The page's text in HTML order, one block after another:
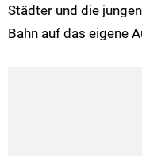
Städter und die
Bahn auf das eigene